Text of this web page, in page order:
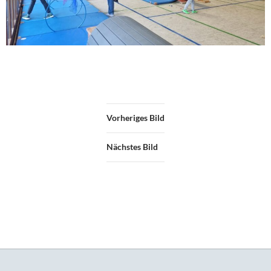
Vorheriges Bild
Nächstes Bild